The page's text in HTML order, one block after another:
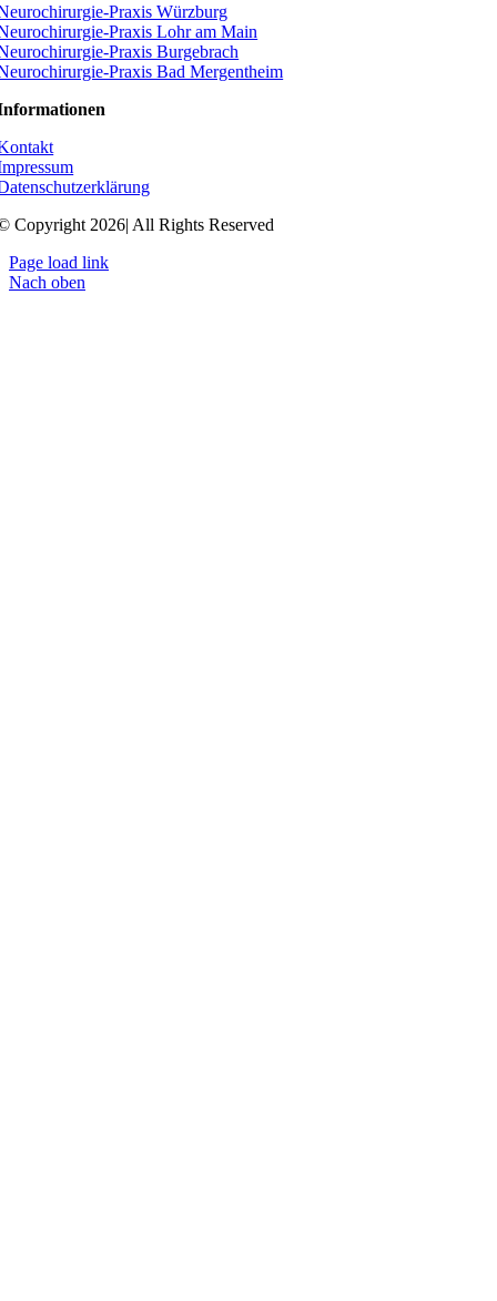
Praxis Würzburg
Praxis Lohr am Main
Praxis Burgebrach
Praxis Bad Mergentheim
Copyright 2026| All Rights Reserved
Page load link
Nach oben